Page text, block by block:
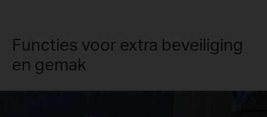
Functies voor extra beveiliging
en gemak